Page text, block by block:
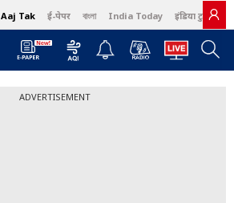
Aaj Tak ई-पेपर বাংলা India Today इंडिया टुडे हिंदी
ADVERTISEMENT